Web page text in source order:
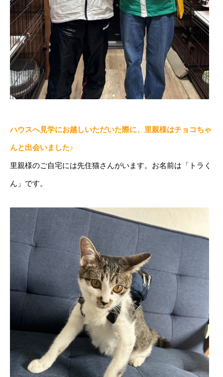
ハウスへ見学にお越しいただいた際に、里親様はチョコちゃ
んと出会いました♪
里親様のご自宅には先住猫さんがいます。お名前は「トラく
ん」です。